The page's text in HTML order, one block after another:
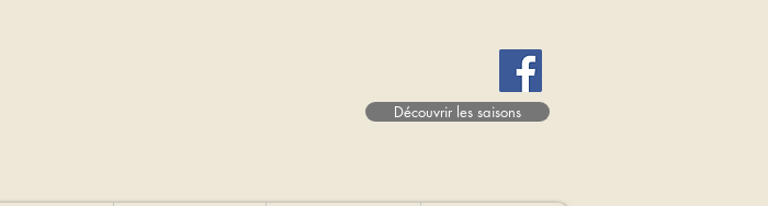
Découvrir les saisons